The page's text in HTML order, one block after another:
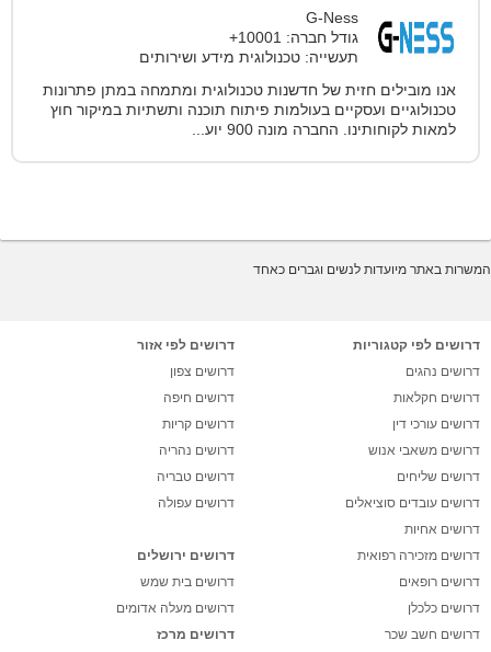
G-Ness
גודל חברה: 10001+
תעשייה: טכנולוגית מידע ושירותים
אנו מובילים חזית של חדשנות טכנולוגית ומתמחה במתן פתרונות
טכנולוגיים ועסקיים בעולמות פיתוח תוכנה ותשתיות במיקור חוץ
למאות לקוחותינו. החברה מונה 900 יוע...
המשרות באתר מיועדות לנשים וגברים כאחד
דרושים לפי קטגוריות
דרושים נהגים
דרושים חקלאות
דרושים עורכי דין
דרושים משאבי אנוש
דרושים שליחים
דרושים עובדים סוציאלים
דרושים אחיות
דרושים מזכירה רפואית
דרושים רופאים
דרושים כלכלן
דרושים חשב שכר
דרושים לפי אזור
דרושים צפון
דרושים חיפה
דרושים קריות
דרושים נהריה
דרושים טבריה
דרושים עפולה
דרושים ירושלים
דרושים בית שמש
דרושים מעלה אדומים
דרושים מרכז